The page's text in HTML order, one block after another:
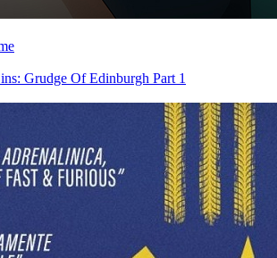
Grudge Of Edinburgh Part 1